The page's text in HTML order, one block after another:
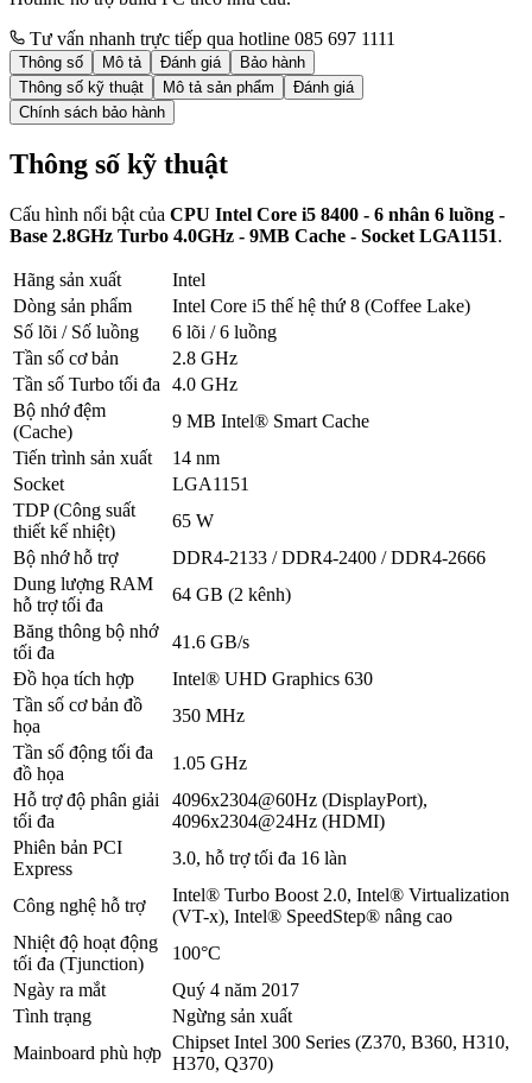
Tư vấn nhanh trực tiếp qua hotline 085 697 1111
Thông số Mô tả Đánh giá
Bảo hành
Thông số kỹ thuật
Mô tả sản phẩm
Đánh giá
Chính sách bảo hành
Thông số kỹ thuật
Cấu hình nổi bật của CPU Intel Core i5 8400 - 6 nhân 6 luồng -
Base 2.8GHz Turbo 4.0GHz - 9MB Cache - Socket LGA1151.
Hãng sản xuất
Intel
Dòng sản phẩm
Intel Core i5 thế hệ thứ 8 (Coffee Lake)
Số lõi / Số luồng
6 lõi / 6 luồng
Tần số cơ bản
2.8 GHz
Tần số Turbo tối đa
4.0 GHz
Bộ nhớ đệm
(Cache)
9 MB Intel® Smart Cache
Tiến trình sản xuất
14 nm
Socket
LGA1151
TDP (Công suất
thiết kế nhiệt)
65 W
Bộ nhớ hỗ trợ
DDR4-2133 / DDR4-2400 / DDR4-2666
Dung lượng RAM
hỗ trợ tối đa
64 GB (2 kênh)
Băng thông bộ nhớ
tối đa
41.6 GB/s
Đồ họa tích hợp
Intel® UHD Graphics 630
Tần số cơ bản đồ
họa
350 MHz
Tần số động tối đa
đồ họa
1.05 GHz
Hỗ trợ độ phân giải
tối đa
4096x2304@60Hz (DisplayPort),
4096x2304@24Hz (HDMI)
Phiên bản PCI
Express
3.0, hỗ trợ tối đa 16 làn
Công nghệ hỗ trợ
Intel® Turbo Boost 2.0, Intel® Virtualization
(VT-x), Intel® SpeedStep® nâng cao
Nhiệt độ hoạt động
tối đa (Tjunction)
100°C
Ngày ra mắt
Quý 4 năm 2017
Tình trạng
Ngừng sản xuất
Mainboard phù hợp
Chipset Intel 300 Series (Z370, B360, H310,
H370, Q370)